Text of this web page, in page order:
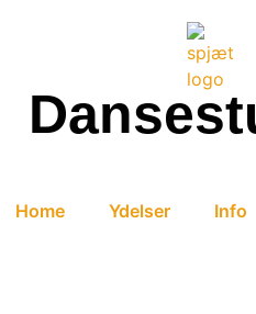
Home Ydelser Info